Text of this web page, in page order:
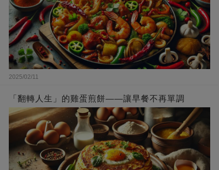
2025/02/11
「翻轉人生」的雞蛋煎餅——讓早餐不再單調